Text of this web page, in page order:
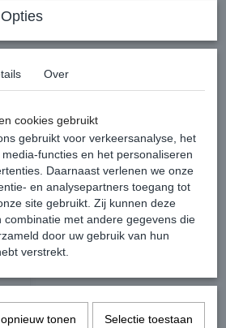
Over
cookies gebruikt
gebruikt voor verkeersanalyse, het
functies en het personaliseren
Daarnaast verlenen we onze
en analysepartners toegang tot
site gebruikt. Zij kunnen deze
combinatie met andere gegevens die
door uw gebruik van hun
verstrekt.
tonen Selectie toestaan